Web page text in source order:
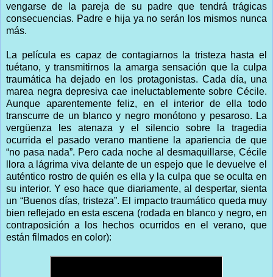
vengarse de la pareja de su padre que tendrá trágicas
consecuencias. Padre e hija ya no serán los mismos nunca
más.
La película es capaz de contagiarnos la tristeza hasta el
tuétano, y transmitirnos la amarga sensación que la culpa
traumática ha dejado en los protagonistas. Cada día, una
marea negra depresiva cae ineluctablemente sobre Cécile.
Aunque aparentemente feliz, en el interior de ella todo
transcurre de un blanco y negro monótono y pesaroso. La
vergüenza les atenaza y el silencio sobre la tragedia
ocurrida el pasado verano mantiene la apariencia de que
“no pasa nada”. Pero cada noche al desmaquillarse, Cécile
llora a lágrima viva delante de un espejo que le devuelve el
auténtico rostro de quién es ella y la culpa que se oculta en
su interior. Y eso hace que diariamente, al despertar, sienta
un “Buenos días, tristeza”. El impacto traumático queda muy
bien reflejado en esta escena (rodada en blanco y negro, en
contraposición a los hechos ocurridos en el verano, que
están filmados en color):